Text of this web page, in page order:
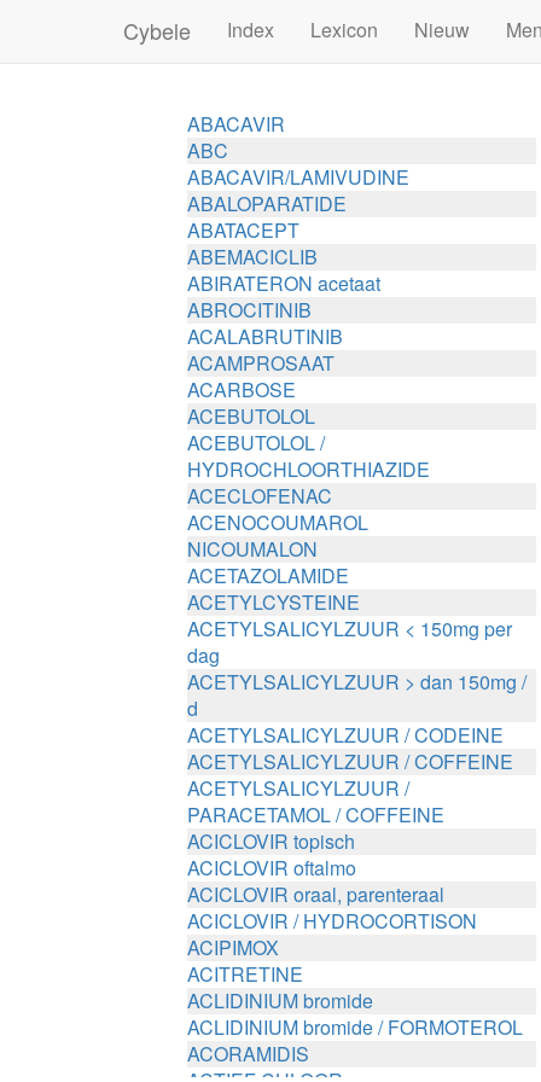
Cybele Index Lexicon Nieuw
ABACAVIR
ABC
ABACAVIR/LAMIVUDINE
ABALOPARATIDE
ABATACEPT
ABEMACICLIB
ABIRATERON acetaat
ABROCITINIB
ACALABRUTINIB
ACAMPROSAAT
ACARBOSE
ACEBUTOLOL
ACEBUTOLOL /
HYDROCHLOORTHIAZIDE
ACECLOFENAC
ACENOCOUMAROL
NICOUMALON
ACETAZOLAMIDE
ACETYLCYSTEINE
ACETYLSALICYLZUUR < 150mg per
dag
ACETYLSALICYLZUUR > dan 150mg /
d
ACETYLSALICYLZUUR / CODEINE
ACETYLSALICYLZUUR / COFFEINE
ACETYLSALICYLZUUR /
PARACETAMOL / COFFEINE
ACICLOVIR topisch
ACICLOVIR oftalmo
ACICLOVIR oraal, parenteraal
ACICLOVIR / HYDROCORTISON
ACIPIMOX
ACITRETINE
ACLIDINIUM bromide
ACLIDINIUM bromide / FORMOTEROL
ACORAMIDIS